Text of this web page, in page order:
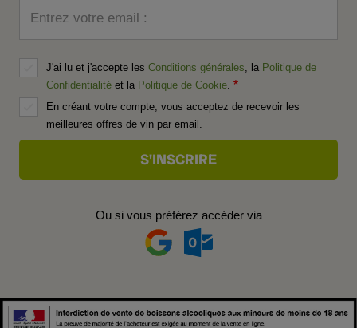
Entrez votre email :
J'ai lu et j'accepte les Conditions générales, la Politique de
Confidentialité et la Politique de Cookie.
En créant votre compte, vous acceptez de recevoir les
meilleures offres de vin par email.
Ou si vous préférez accéder via